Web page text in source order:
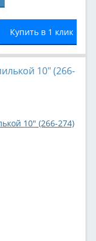
Купить в 1 клик
10" (266-